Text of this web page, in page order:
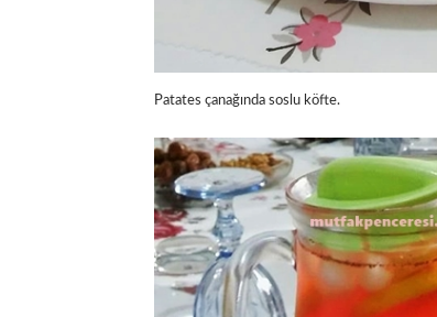
Patates çanağında soslu köfte.